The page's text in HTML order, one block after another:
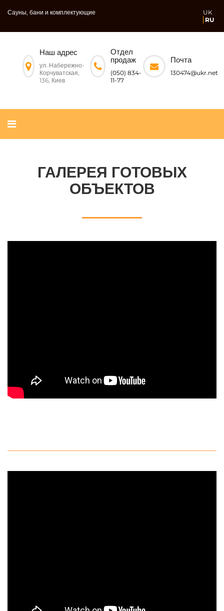
Сауны, бани и комплектующие
UK
RU
Наш адрес
ул. Набережно-
Корчуватская,
136, Киев
Отдел
продаж
(050) 834-
11-77
Почта
130474@ukr.net
ГАЛЕРЕЯ ГОТОВЫХ
ОБЪЕКТОВ